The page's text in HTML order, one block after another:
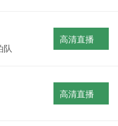
队
高清直播
高清直播